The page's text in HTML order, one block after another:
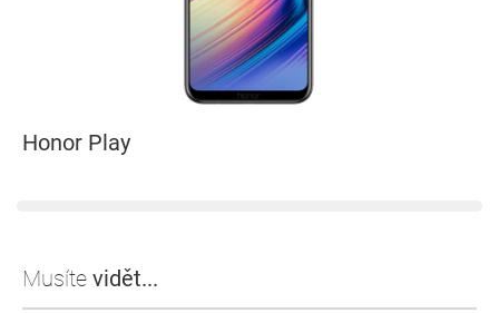
Honor Play
Musíte vidět...